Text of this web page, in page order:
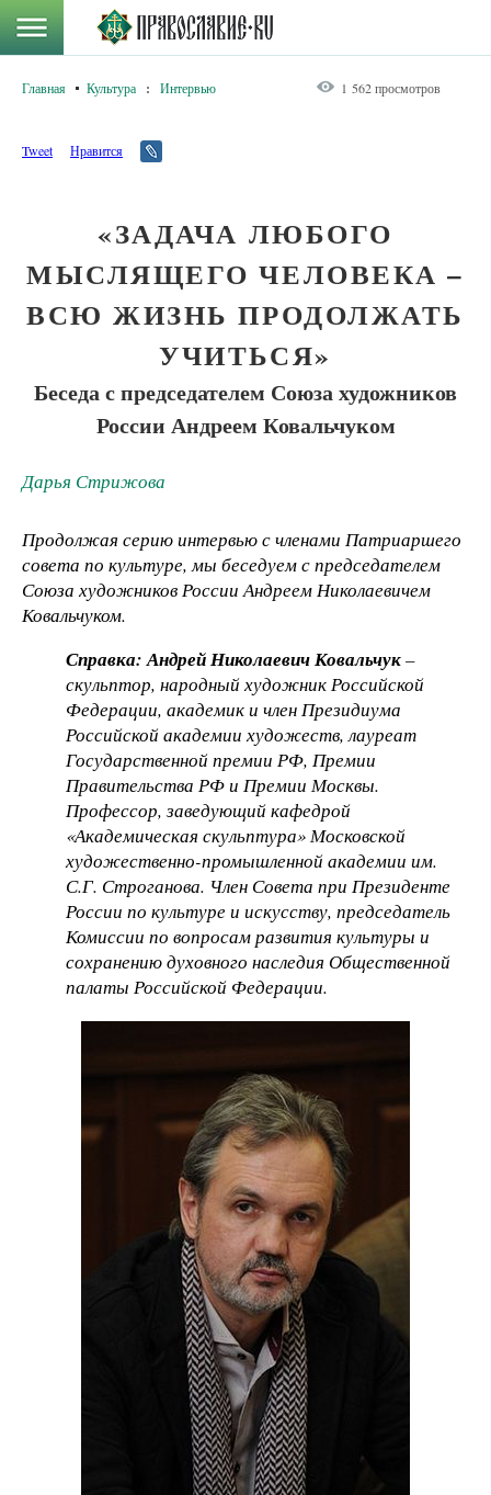
Главная Культура : Интервью 1 562 просмотров
Tweet Нравится
«ЗАДАЧА ЛЮБОГО
МЫСЛЯЩЕГО ЧЕЛОВЕКА –
ВСЮ ЖИЗНЬ ПРОДОЛЖАТЬ
УЧИТЬСЯ»
Беседа с председателем Союза художников
России Андреем Ковальчуком
Дарья Стрижова
Продолжая серию интервью с членами Патриаршего
совета по культуре, мы беседуем с председателем
Союза художников России Андреем Николаевичем
Ковальчуком.
Справка: Андрей Николаевич Ковальчук–
скульптор, народный художник Российской
Федерации, академик и член Президиума
Российской академии художеств, лауреат
Государственной премии РФ, Премии
Правительства РФ и Премии Москвы.
Профессор, заведующий кафедрой
«Академическая скульптура» Московской
художественно-промышленной академии им.
С.Г. Строганова. Член Совета при Президенте
России по культуре и искусству, председатель
Комиссии по вопросам развития культуры и
сохранению духовного наследия Общественной
палаты Российской Федерации.